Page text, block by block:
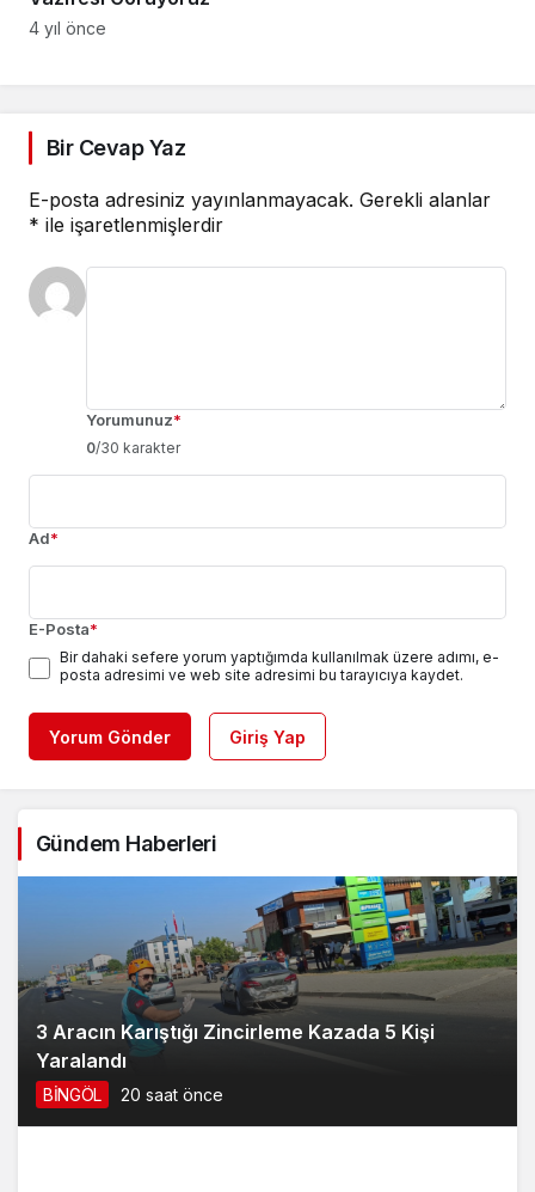
4 yıl önce
Bir Cevap Yaz
E-posta adresiniz yayınlanmayacak. Gerekli alanlar
* ile işaretlenmişlerdir
Yorumunuz*
0/30 karakter
Ad*
E-Posta*
Bir dahaki sefere yorum yaptığımda kullanılmak üzere adımı, e-
posta adresimi ve web site adresimi bu tarayıcıya kaydet.
Yorum Gönder Giriş Yap
Gündem Haberleri
3 Aracın Karıştığı Zincirleme Kazada 5 Kişi
Yaralandı
BİNGÖL 20 saat önce
Takip Et